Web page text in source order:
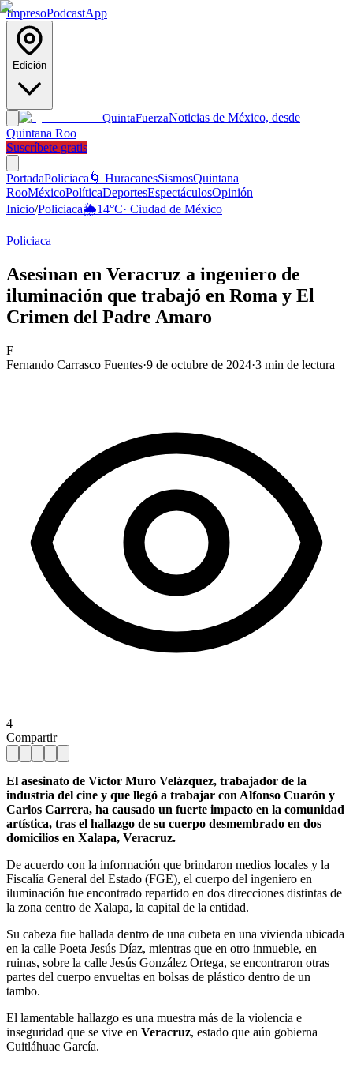
ImpresoPodcastApp
Edición
QuintaFuerzaNoticias de México, desde
Quintana Roo
Suscríbete gratis
PortadaPoliciaca 🌀 HuracanesSismosQuintana
RooMéxicoPolíticaDeportesEspectáculosOpinión
Inicio/Policiaca🌦️14°C· Ciudad de México
Policiaca
Asesinan en Veracruz a ingeniero de
iluminación que trabajó en Roma y El
Crimen del Padre Amaro
F
Fernando Carrasco Fuentes·9 de octubre de 2024·3 min de lectura
4
Compartir
El asesinato de Víctor Muro Velázquez, trabajador de la
industria del cine y que llegó a trabajar con Alfonso Cuarón y
Carlos Carrera, ha causado un fuerte impacto en la comunidad
artística, tras el hallazgo de su cuerpo desmembrado en dos
domicilios en Xalapa, Veracruz.
De acuerdo con la información que brindaron medios locales y la
Fiscalía General del Estado (FGE), el cuerpo del ingeniero en
iluminación fue encontrado repartido en dos direcciones distintas de
la zona centro de Xalapa, la capital de la entidad.
Su cabeza fue hallada dentro de una cubeta en una vivienda ubicada
en la calle Poeta Jesús Díaz, mientras que en otro inmueble, en
ruinas, sobre la calle Jesús González Ortega, se encontraron otras
partes del cuerpo envueltas en bolsas de plástico dentro de un
tambo.
El lamentable hallazgo es una muestra más de la violencia e
inseguridad que se vive en Veracruz, estado que aún gobierna
Cuitláhuac García.